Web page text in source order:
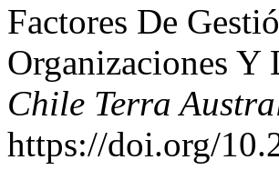
Factores De
Organizaciones
Chile Terra
https://doi.org/